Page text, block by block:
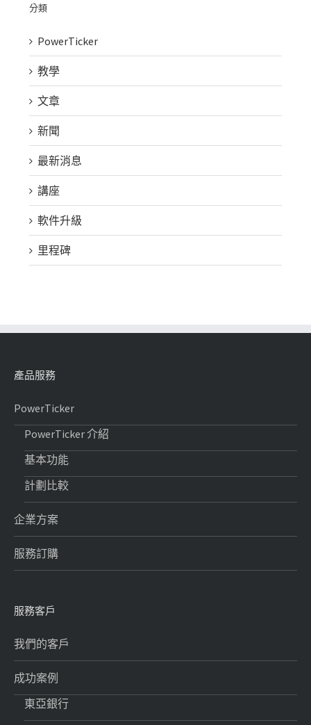
分類
PowerTicker
教學
文章
新聞
最新消息
講座
軟件升級
里程碑
產品服務
PowerTicker
PowerTicker 介紹
基本功能
計劃比較
企業方案
服務訂購
服務客戶
我們的客戶
成功案例
東亞銀行